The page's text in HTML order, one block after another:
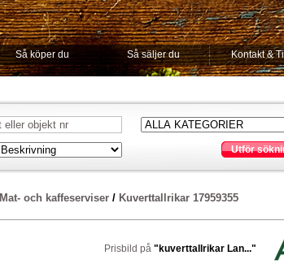
Så köper du Så säljer du Kontakt &
Utför
Mat- och kaffeserviser/ Kuverttallrikar 17959355
Prisbild på "kuverttallrikar Lan..."